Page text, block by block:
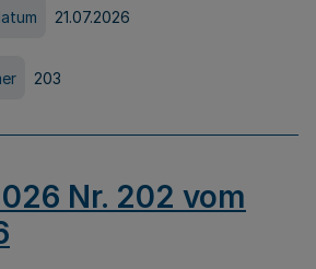
21.07.2026
203
Nr. 202 vom